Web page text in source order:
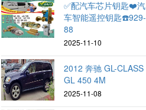
✅配汽车芯片钥匙❤️汽
车智能遥控钥匙☎️929-
88
2025-11-10
2012 奔驰 GL-CLASS
GL 450 4M
2025-11-08